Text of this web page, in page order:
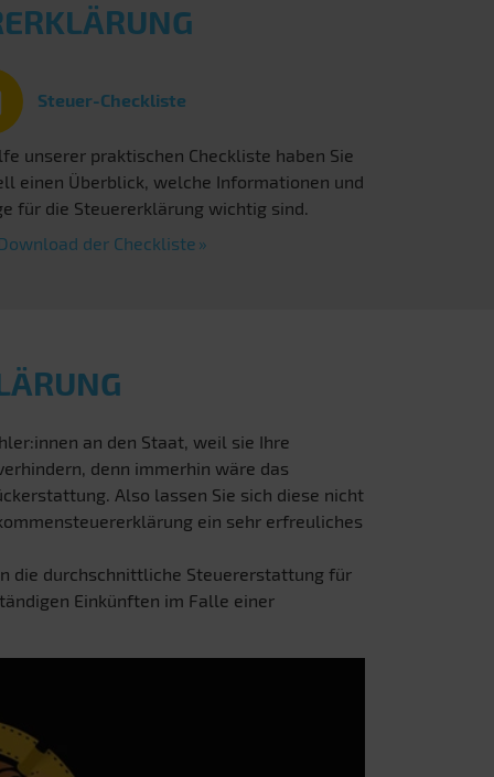
Steuer-Checkliste
unserer praktischen Checkliste haben Sie
einen Überblick, welche Informationen und
für die Steuererklärung wichtig sind.
der Checkliste
an den Staat, weil sie Ihre
denn immerhin wäre das
Also lassen Sie sich diese nicht
ein sehr erfreuliches
die durchschnittliche Steuererstattung für
Einkünften im Falle einer